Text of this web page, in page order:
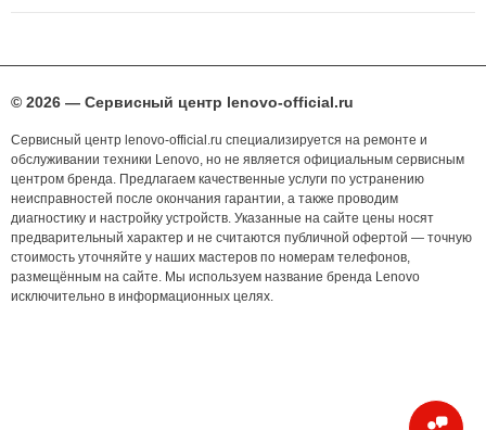
© 2026 — Сервисный центр lenovo-official.ru
Сервисный центр lenovo-official.ru специализируется на ремонте и
обслуживании техники Lenovo, но не является официальным сервисным
центром бренда. Предлагаем качественные услуги по устранению
неисправностей после окончания гарантии, а также проводим
диагностику и настройку устройств. Указанные на сайте цены носят
предварительный характер и не считаются публичной офертой — точную
стоимость уточняйте у наших мастеров по номерам телефонов,
размещённым на сайте. Мы используем название бренда Lenovo
исключительно в информационных целях.